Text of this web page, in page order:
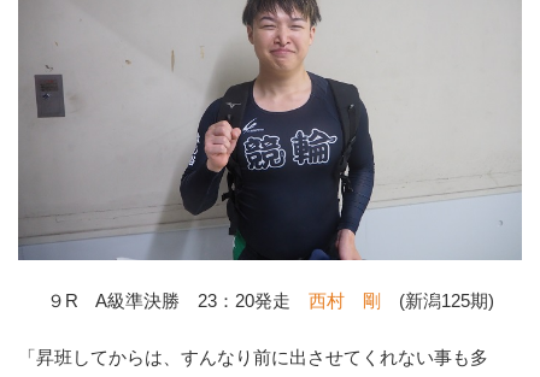
車券は20歳になってから・のめり込む不安のある方のご相
談
よくある質問
９R A級準決勝 23：20発走 西村 剛 (新潟125期)
「昇班してからは、すんなり前に出させてくれない事も多